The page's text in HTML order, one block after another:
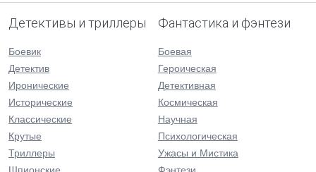
Детективы и триллеры
Боевик
Детектив
Иронические
Исторические
Классические
Крутые
Триллеры
Фантастика и фэнтези
Боевая
Героическая
Детективная
Космическая
Научная
Психологическая
Ужасы и Мистика